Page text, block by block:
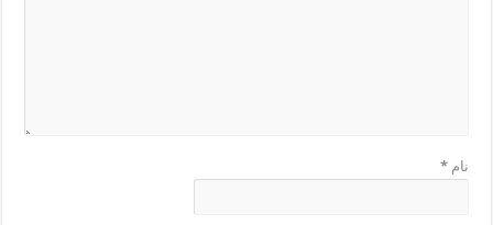
نام*